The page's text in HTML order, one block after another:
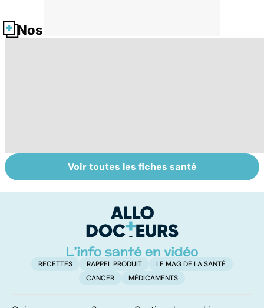
Nos fiches santé
Le saturnisme :
une intoxication
Faire du sport à
domicile, c'est
Voir toutes les fiches santé
RECETTES RAPPEL PRODUIT
LE MAG DE LA SANTÉ
CANCER
MÉDICAMENTS